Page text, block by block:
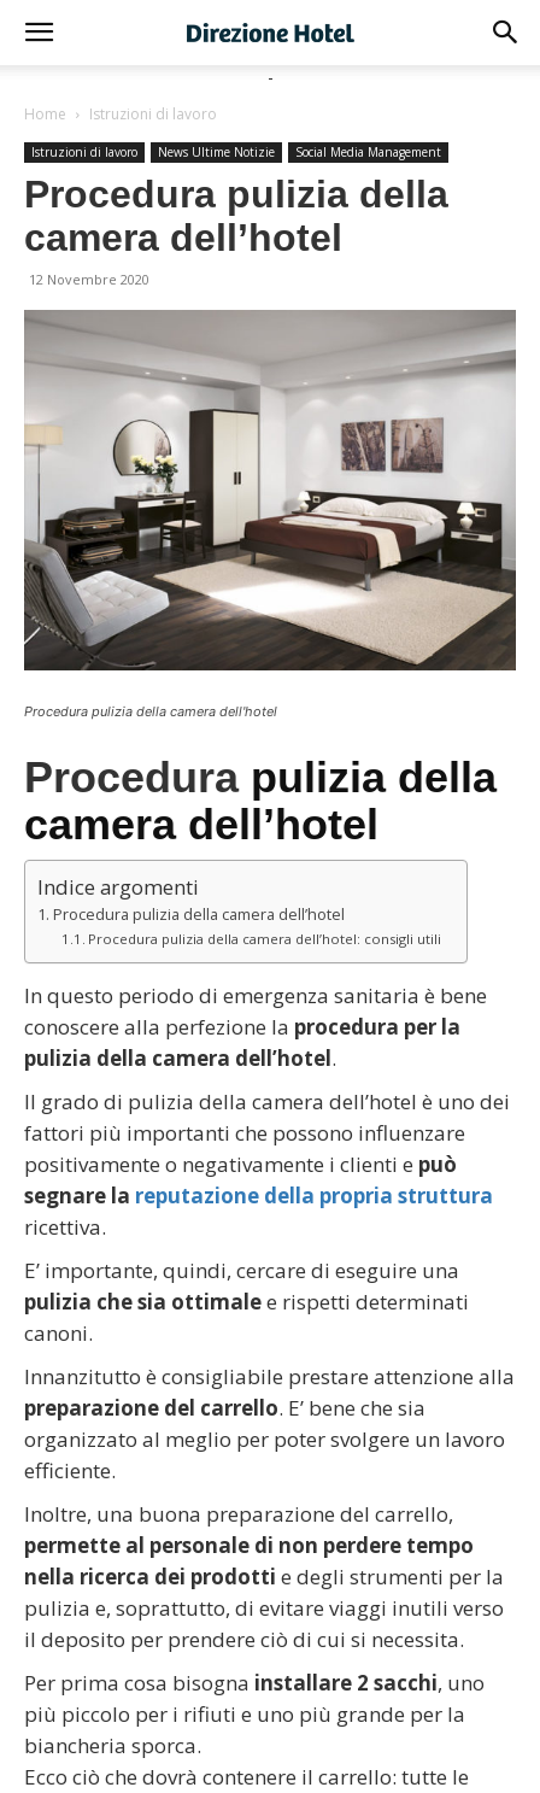
-
Home Istruzioni di lavoro
Istruzioni di lavoro News Ultime Notizie Social Media Management
Procedura pulizia della
camera dell’hotel
12 Novembre 2020
Procedura pulizia della camera dell'hotel
Procedura pulizia della
camera dell’hotel
Indice argomenti
Procedura pulizia della camera dell’hotel
Procedura pulizia della camera dell’hotel: consigli utili
In questo periodo di emergenza sanitaria è bene
conoscere alla perfezione la procedura per la
pulizia della camera dell’hotel.
Il grado di pulizia della camera dell’hotel è uno dei
fattori più importanti che possono influenzare
positivamente o negativamente i clienti e può
segnare la reputazione della propria struttura
ricettiva.
E’ importante, quindi, cercare di eseguire una
pulizia che sia ottimalee rispetti determinati
canoni.
Innanzitutto è consigliabile prestare attenzione alla
preparazione del carrello. E’ bene che sia
organizzato al meglio per poter svolgere un lavoro
efficiente.
Inoltre, una buona preparazione del carrello,
permette al personale di non perdere tempo
nella ricerca dei prodotti e degli strumenti per la
pulizia e, soprattutto, di evitare viaggi inutili verso
il deposito per prendere ciò di cui si necessita.
Per prima cosa bisogna installare 2 sacchi, uno
più piccolo per i rifiuti e uno più grande per la
biancheria sporca.
Ecco ciò che dovrà contenere il carrello: tutte le